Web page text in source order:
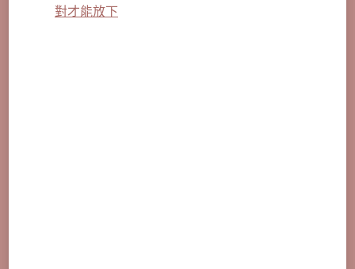
對才能放下